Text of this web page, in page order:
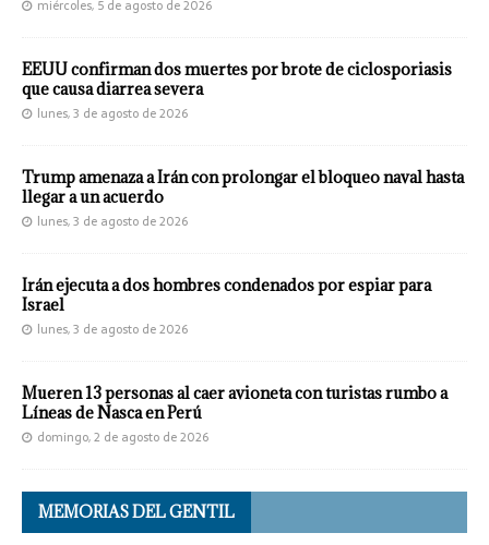
miércoles, 5 de agosto de 2026
EEUU confirman dos muertes por brote de ciclosporiasis
que causa diarrea severa
lunes, 3 de agosto de 2026
Trump amenaza a Irán con prolongar el bloqueo naval hasta
llegar a un acuerdo
lunes, 3 de agosto de 2026
Irán ejecuta a dos hombres condenados por espiar para
Israel
lunes, 3 de agosto de 2026
Mueren 13 personas al caer avioneta con turistas rumbo a
Líneas de Nasca en Perú
domingo, 2 de agosto de 2026
MEMORIAS DEL GENTIL